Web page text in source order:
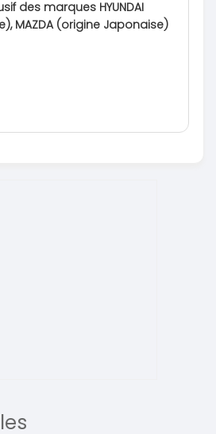
des marques HYUNDAI
MAZDA (origine Japonaise)